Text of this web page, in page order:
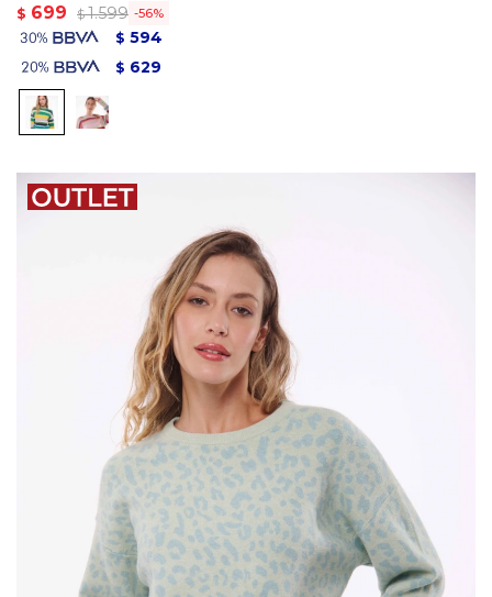
$ 699 $ 1.599 56
$ 594
$ 629